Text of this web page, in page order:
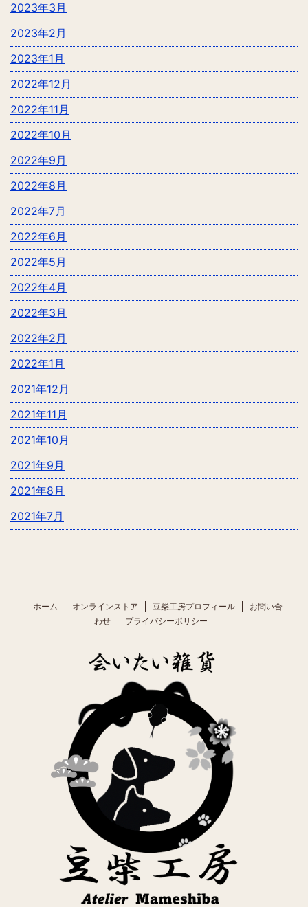
2023年3月
2023年2月
2023年1月
2022年12月
2022年11月
2022年10月
2022年9月
2022年8月
2022年7月
2022年6月
2022年5月
2022年4月
2022年3月
2022年2月
2022年1月
2021年12月
2021年11月
2021年10月
2021年9月
2021年8月
2021年7月
ホーム オンラインストア 豆柴工房プロフィール
お問い合
わせ
プライバシーポリシー